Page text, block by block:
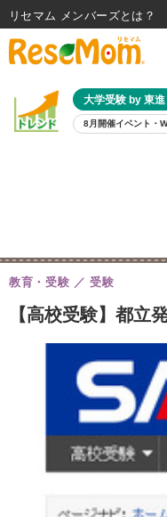
大学受験 by 東進
8月開催イベント・
【高校受験】都立
教育・受験 受験
リセマム メンバーズ